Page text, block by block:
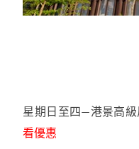
星期日至四—港景高級
看優惠